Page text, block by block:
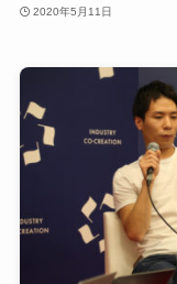
2020年5月11日